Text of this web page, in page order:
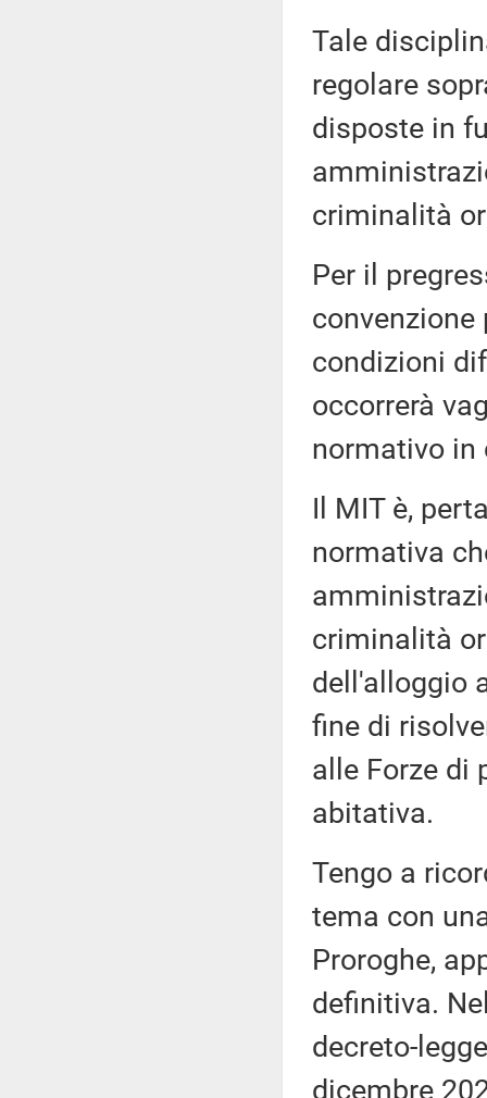
Tale
regolare
disposte in
criminalità
Per il
condizioni
occorrerà
normativo in
Il MIT è,
normativa
criminalità
dell'alloggio
fine di
alle Forze di
abitativa.
Tengo a
tema con
Proroghe,
definitiva.
decreto-
dicembre